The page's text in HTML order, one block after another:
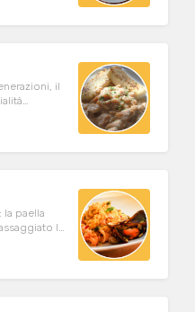
il
la paella
la